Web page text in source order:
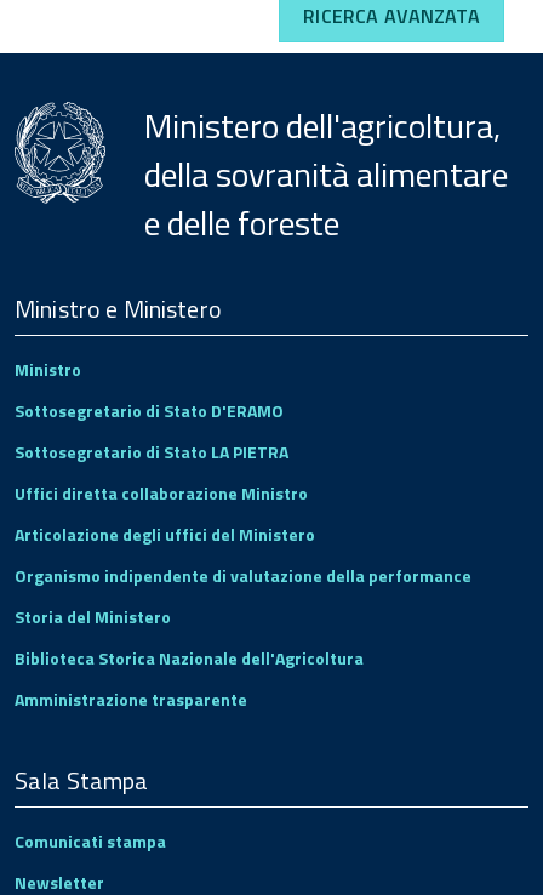
RICERCA AVANZATA
Ministero dell'agricoltura,
della sovranità alimentare
e delle foreste
Footer
Ministro e Ministero
Ministro
Sottosegretario di Stato D'ERAMO
Sottosegretario di Stato LA PIETRA
Uffici diretta collaborazione Ministro
Articolazione degli uffici del Ministero
Organismo indipendente di valutazione della performance
Storia del Ministero
Biblioteca Storica Nazionale dell'Agricoltura
Amministrazione trasparente
Sala Stampa
Comunicati stampa
Newsletter